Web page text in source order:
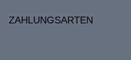
ZAHLUNGSARTEN